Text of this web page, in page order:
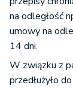
na odległość
umowy na
14 dni.
W związku z
przedłużyło